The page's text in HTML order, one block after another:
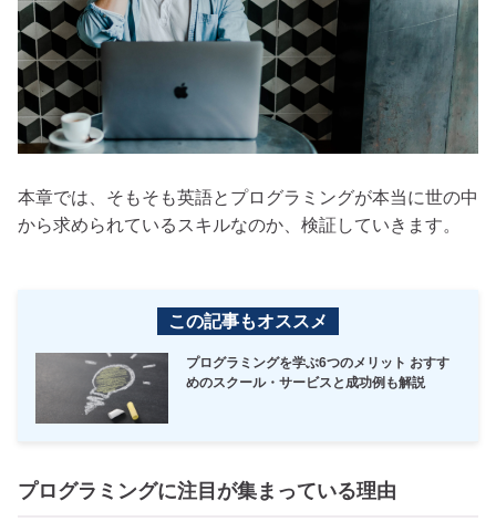
本章では、そもそも英語とプログラミングが本当に世の中
から求められているスキルなのか、検証していきます。
この記事もオススメ
プログラミングを学ぶ6つのメリット おすす
めのスクール・サービスと成功例も解説
プログラミングに注目が集まっている理由